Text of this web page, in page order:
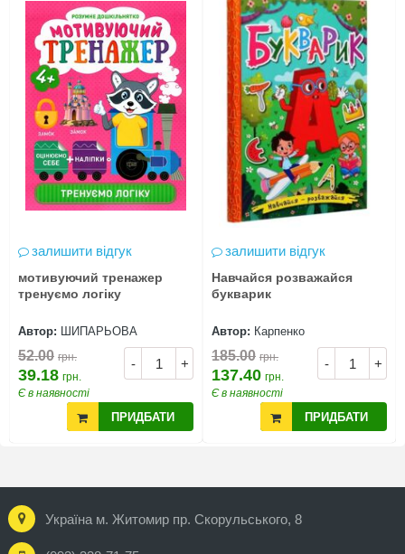
залишити відгук
мотивуючий тренажер
тренуємо логіку
Автор: ШИПАРЬОВА
- +
52.00 грн.
39.18 грн.
Є в наявності
ПРИДБАТИ
залишити відгук
Навчайся розважайся
букварик
Автор: Карпенко
- +
185.00 грн.
137.40 грн.
Є в наявності
ПРИДБАТИ
Україна м. Житомир пр. Скорульського, 8